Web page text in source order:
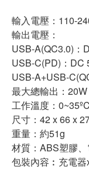
輸入電壓：110-
輸出電壓：
USB-A(QC3.0)：
USB-C(PD)：DC
USB-A+USB-
最大總輸出：20W
工作溫度：0~35ºC
尺寸：42 x 66 x
重量：約51g
材質：ABS塑膠
包裝內容︰充電